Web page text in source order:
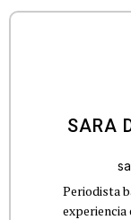
SARA
Periodista
experiencia